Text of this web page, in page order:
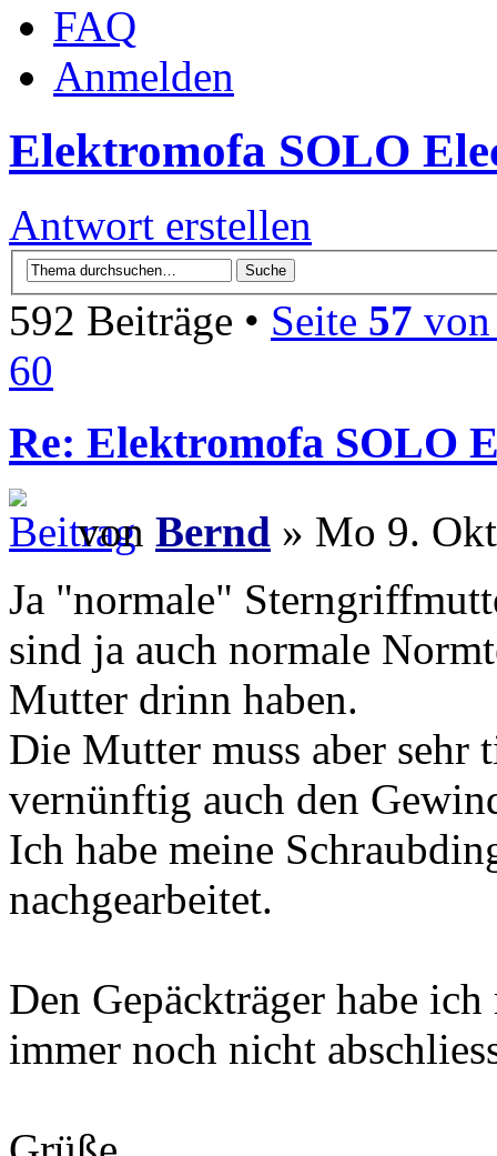
FAQ
Anmelden
Elektromofa SOLO
Antwort erstellen
592 Beiträge • Seite 57
60
Re: Elektromofa SOLO
von Bernd » Mo 9.
Ja "normale"
sind ja auch normale
Mutter drinn haben.
Die Mutter muss aber sehr
vernünftig auch den
Ich habe meine
nachgearbeitet.
Den Gepäckträger habe
immer noch nicht